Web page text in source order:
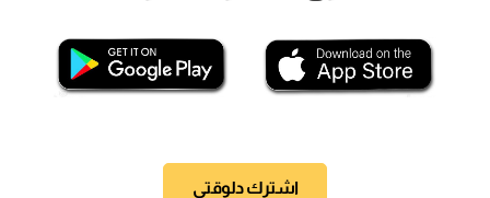
اشترك دلوقتي